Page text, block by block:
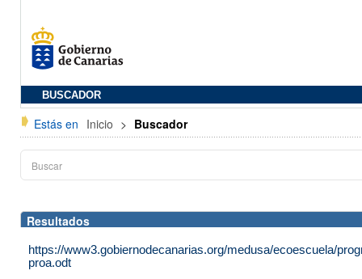
BUSCADOR
Estás en Inicio > Buscador
Resultados
https://www3.gobiernodecanarias.org/medusa/ecoescuela/
proa.odt